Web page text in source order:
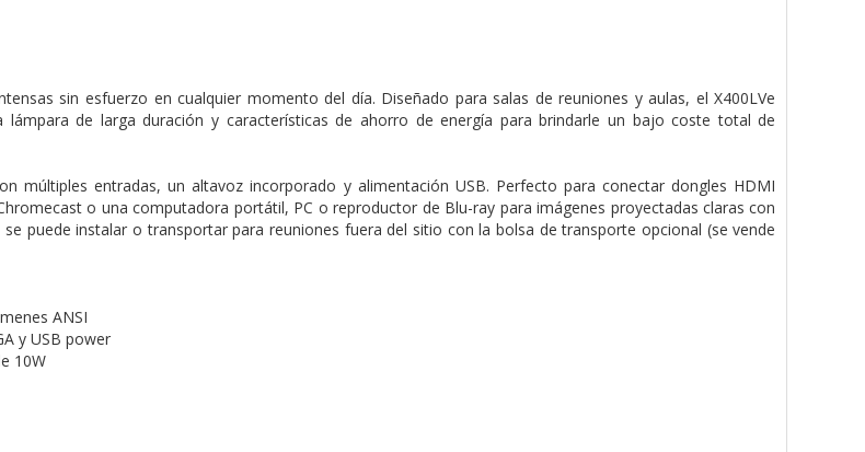
sin esfuerzo en cualquier momento del día. Diseñado para salas de reuniones y aulas, el X400LVe
de larga duración y características de ahorro de energía para brindarle un bajo coste total de
múltiples entradas, un altavoz incorporado y alimentación USB. Perfecto para conectar dongles HDMI
o una computadora portátil, PC o reproductor de Blu-ray para imágenes proyectadas claras con
puede instalar o transportar para reuniones fuera del sitio con la bolsa de transporte opcional (se vende
ANSI
y USB power
10W